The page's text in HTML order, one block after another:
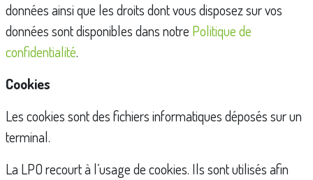
données ainsi que les droits dont vous disposez sur vos
données sont disponibles dans notre Politique de
confidentialité.
Cookies
Les cookies sont des fichiers informatiques déposés sur un
terminal.
La LPO recourt à l’usage de cookies. Ils sont utilisés afin